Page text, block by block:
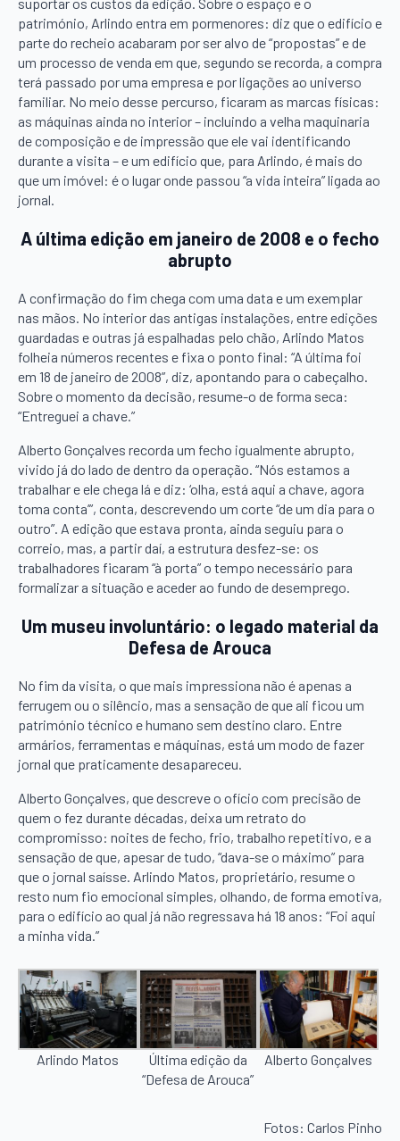
património, Arlindo entra em pormenores: diz que o edifício e
parte do recheio acabaram por ser alvo de “propostas” e de
um processo de venda em que, segundo se recorda, a compra
terá passado por uma empresa e por ligações ao universo
familiar. No meio desse percurso, ficaram as marcas físicas:
as máquinas ainda no interior – incluindo a velha maquinaria
de composição e de impressão que ele vai identificando
durante a visita – e um edifício que, para Arlindo, é mais do
que um imóvel: é o lugar onde passou “a vida inteira” ligada ao
jornal.
A última edição em janeiro de 2008 e o fecho
abrupto
A confirmação do fim chega com uma data e um exemplar
nas mãos. No interior das antigas instalações, entre edições
guardadas e outras já espalhadas pelo chão, Arlindo Matos
folheia números recentes e fixa o ponto final: “A última foi
em 18 de janeiro de 2008”, diz, apontando para o cabeçalho.
Sobre o momento da decisão, resume-o de forma seca:
“Entreguei a chave.”
Alberto Gonçalves recorda um fecho igualmente abrupto,
vivido já do lado de dentro da operação. “Nós estamos a
trabalhar e ele chega lá e diz: ‘olha, está aqui a chave, agora
toma conta’”, conta, descrevendo um corte “de um dia para o
outro”. A edição que estava pronta, ainda seguiu para o
correio, mas, a partir daí, a estrutura desfez-se: os
trabalhadores ficaram “à porta” o tempo necessário para
formalizar a situação e aceder ao fundo de desemprego.
Um museu involuntário: o legado material da
Defesa de Arouca
No fim da visita, o que mais impressiona não é apenas a
ferrugem ou o silêncio, mas a sensação de que ali ficou um
património técnico e humano sem destino claro. Entre
armários, ferramentas e máquinas, está um modo de fazer
jornal que praticamente desapareceu.
Alberto Gonçalves, que descreve o ofício com precisão de
quem o fez durante décadas, deixa um retrato do
compromisso: noites de fecho, frio, trabalho repetitivo, e a
sensação de que, apesar de tudo, “dava-se o máximo” para
que o jornal saísse. Arlindo Matos, proprietário, resume o
resto num fio emocional simples, olhando, de forma emotiva,
para o edifício ao qual já não regressava há 18 anos: “Foi aqui
a minha vida.”
Arlindo Matos
Última edição da
“Defesa de Arouca”
Alberto Gonçalves
Fotos: Carlos Pinho